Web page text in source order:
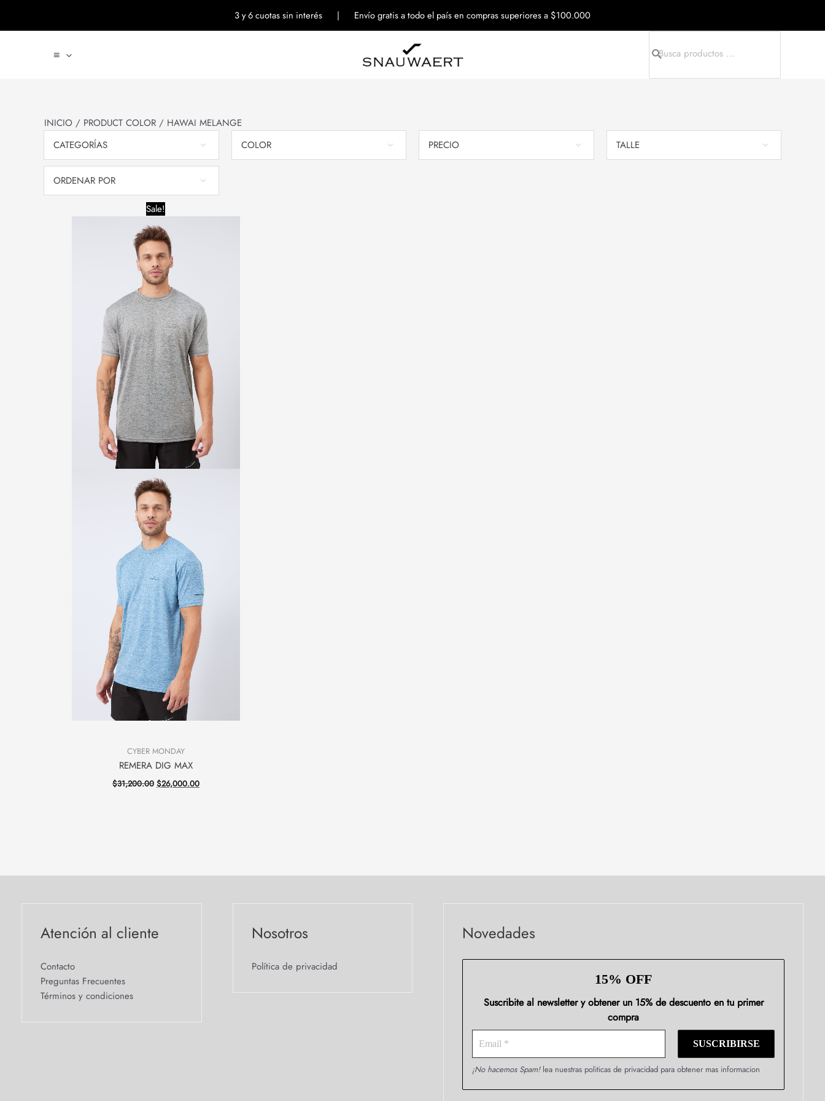
3 y 6 cuotas sin interés | Envío gratis a todo el país en compras superiores a $100.000
≡
for:
INICIO / PRODUCT COLOR / HAWAI MELANGE
CATEGORÍAS
COLOR PRECIO TALLE
ORDENAR POR
Sale!
CYBER MONDAY
REMERA DIG MAX
$31,200.00
Original
price
was:
$31,200.00.
$26,000.00
price
Atención al cliente
Contacto
Preguntas Frecuentes
Términos y condiciones
Nosotros
Política de privacidad
Novedades
15% OFF
Suscribite al newsletter y obtener un 15% de descuento en tu primer
compra
¡No hacemos Spam!lea nuestras politicas de privacidad para obtener mas informacion